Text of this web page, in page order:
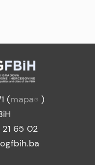
(mapa
)
65 02